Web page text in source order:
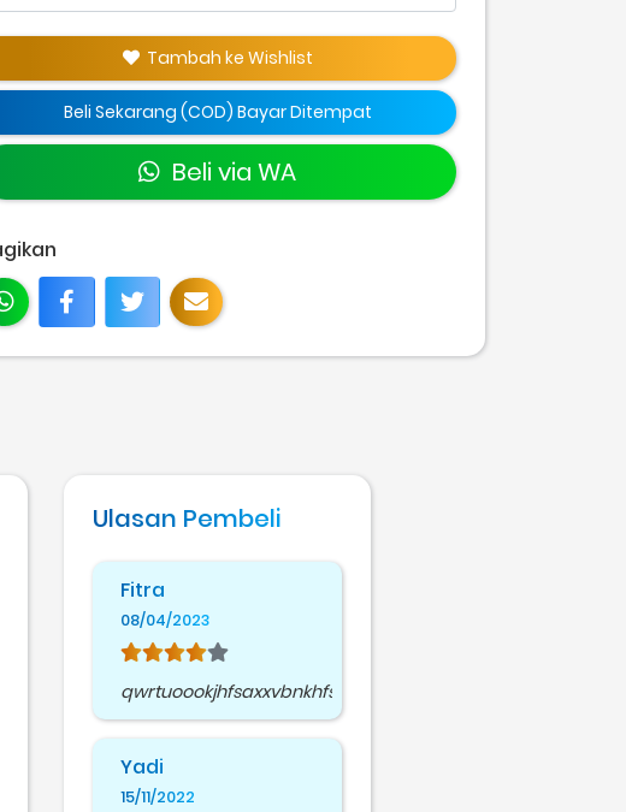
Tambah ke Wishlist
Beli Sekarang (COD) Bayar Ditempat
Beli via WA
Ulasan Pembeli
Fitra
08/04/2023
qwrtuoookjhfsaxxvbnkhfseuijdadch
Yadi
15/11/2022